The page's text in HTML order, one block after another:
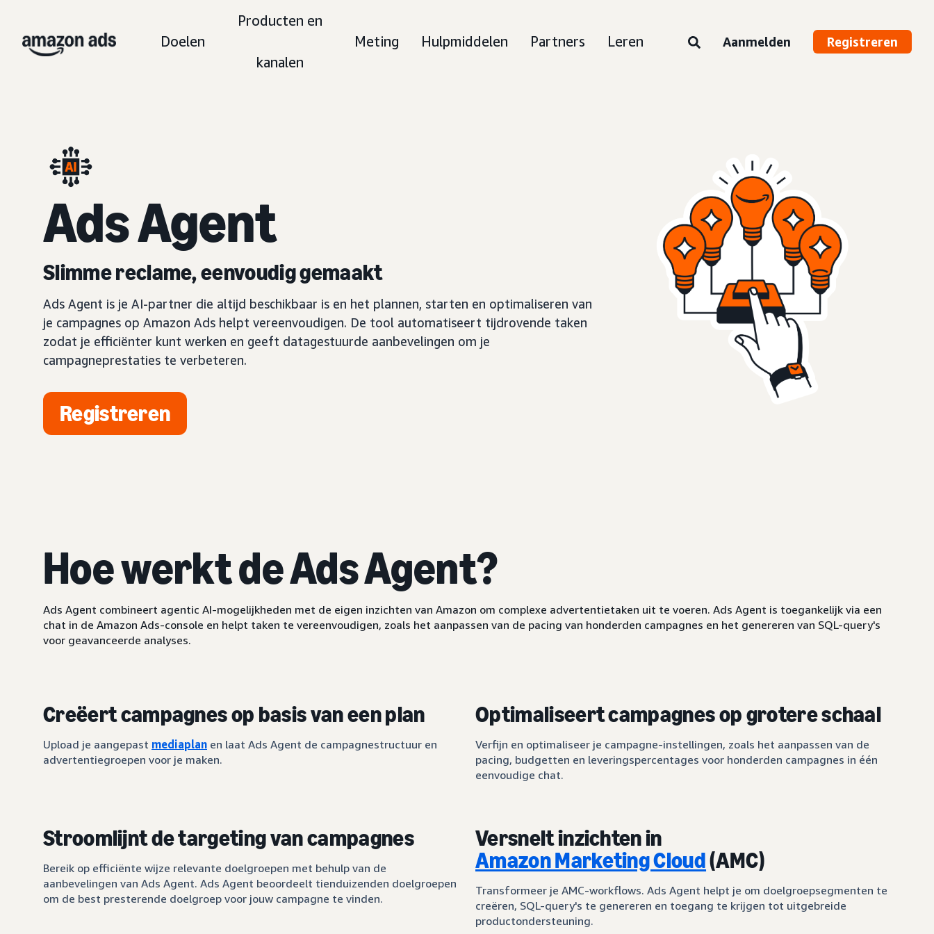
Doelen
Producten en
kanalen
Meting Hulpmiddelen Partners Leren Aanmelden Registreren
Ads Agent
Slimme reclame, eenvoudig gemaakt
Ads Agent is je AI-partner die altijd beschikbaar is en het plannen, starten en optimaliseren van
je campagnes op Amazon Ads helpt vereenvoudigen. De tool automatiseert tijdrovende taken
zodat je efficiënter kunt werken en geeft datagestuurde aanbevelingen om je
campagneprestaties te verbeteren.
Registreren
Hoe werkt de Ads Agent?
Ads Agent combineert agentic AI-mogelijkheden met de eigen inzichten van Amazon om complexe advertentietaken uit te voeren. Ads Agent is toegankelijk via een
chat in de Amazon Ads-console en helpt taken te vereenvoudigen, zoals het aanpassen van de pacing van honderden campagnes en het genereren van SQL-query's
voor geavanceerde analyses.
Creëert campagnes op basis van een plan
Upload je aangepast mediaplan en laat Ads Agent de campagnestructuur en
advertentiegroepen voor je maken.
Optimaliseert campagnes op grotere schaal
Verfijn en optimaliseer je campagne-instellingen, zoals het aanpassen van de
pacing, budgetten en leveringspercentages voor honderden campagnes in één
eenvoudige chat.
Stroomlijnt de targeting van campagnes
Bereik op efficiënte wijze relevante doelgroepen met behulp van de
aanbevelingen van Ads Agent. Ads Agent beoordeelt tienduizenden doelgroepen
om de best presterende doelgroep voor jouw campagne te vinden.
Versnelt inzichten in
Amazon Marketing Cloud(AMC)
Transformeer je AMC-workflows. Ads Agent helpt je om doelgroepsegmenten te
creëren, SQL-query's te genereren en toegang te krijgen tot uitgebreide
productondersteuning.